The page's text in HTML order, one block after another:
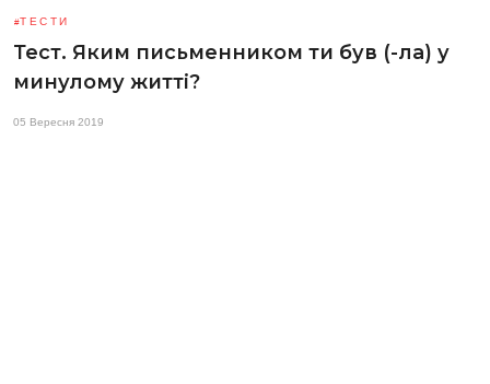
ТЕСТИ
Тест. Яким письменником ти був (-ла) у
минулому житті?
05 Вересня 2019